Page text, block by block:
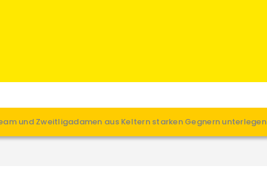
und Zweitligadamen aus Keltern starken Gegnern unterlegen
Spielbetrieb